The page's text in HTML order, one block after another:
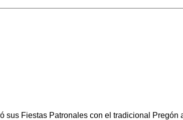
sus Fiestas Patronales con el tradicional Pre­gón